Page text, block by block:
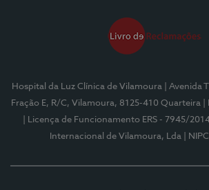
Hospital da Luz Clínica de Vilamoura
| Avenida
Fração E, R/C, Vilamoura, 8125-410 Quarteira
| Licença de Funcionamento ERS - 7945/
Internacional de Vilamoura, Lda
|